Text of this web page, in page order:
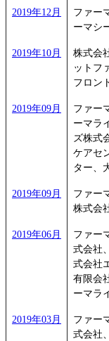
2019年12月
ファー
ーマシ
2019年10月
株式会
ットフ
フロン
2019年09月
ファー
ーマラ
ズ株式
ケアセ
ター、
2019年09月
ファー
株式会
2019年06月
ファー
式会社
式会社
有限会
ーマラ
2019年03月
ファー
式会社